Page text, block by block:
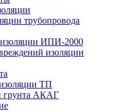
трубопровода
изоляции ИПИ-2000
изоляции
ТП
грунта АКАГ